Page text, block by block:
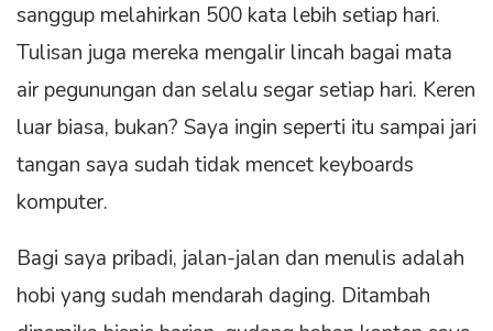
sanggup melahirkan 500 kata lebih setiap hari.
Tulisan juga mereka mengalir lincah bagai mata
air pegunungan dan selalu segar setiap hari. Keren
luar biasa, bukan? Saya ingin seperti itu sampai jari
tangan saya sudah tidak mencet keyboards
komputer.
Bagi saya pribadi, jalan-jalan dan menulis adalah
hobi yang sudah mendarah daging. Ditambah